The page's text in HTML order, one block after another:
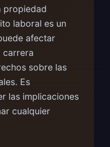
propiedad
laboral es un
afectar
carrera
sobre las
Es
las implicaciones
cualquier